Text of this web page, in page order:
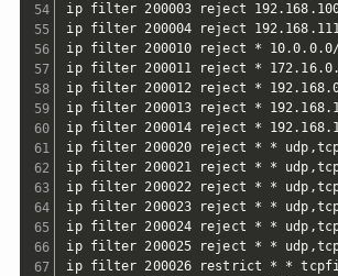
ip filter 200003 reject
ip filter 200004 reject
ip filter 200010 reject *
ip filter 200011 reject *
ip filter 200012 reject *
ip filter 200013 reject *
ip filter 200014 reject *
ip filter 200020 reject * *
ip filter 200021 reject * *
ip filter 200022 reject * * udp,tcp
ip filter 200023 reject * * udp,tcp
ip filter 200024 reject * *
ip filter 200025 reject * *
ip filter 200026 restrict * * tcpfin